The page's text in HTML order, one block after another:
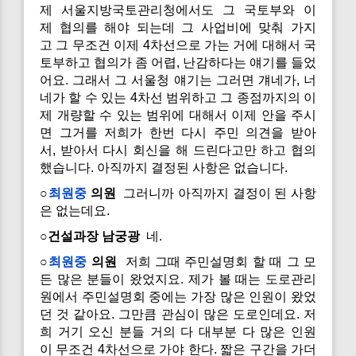
제 서울지방국토관리청에서도 그 국토부와 이
제 협의를 해야 되는데 그 사업비에 맞춰 가지
고 그 무조건 이제 4차선으로 가는 거에 대해서 국
토부하고 협의가 좀 어렵, 난감하다는 얘기를 들었
어요. 그래서 그 서울청 얘기는 그러면 걔네가, 너
네가 할 수 있는 4차선 범위하고 그 종점까지의 이
제 개량할 수 있는 범위에 대해서 이제 안을 주시
면 그거를 저희가 한번 다시 주민 의견을 받아
서, 받아서 다시 회신을 해 드린다고만 하고 협의
했습니다. 아직까지 결정된 사항은 없습니다.
○최원중의원
그러니까 아직까지 결정이 된 사항
은 없는데요.
○건설과장 남궁광네.
○최원중 의원
저희 그때 주민설명회 할 때 그 모
든 많은 분들이 왔었지요. 제가 볼 때는 도로관리
원에서 주민설명회 중에는 가장 많은 인원이 왔었
던 것 같아요. 그만큼 관심이 많은 도로인데요. 저
희 거기 오신 분들 거의 다 대부분 다 많은 인원
이 무조건 4차선으로 가야 한다. 짧은 구간을 가더